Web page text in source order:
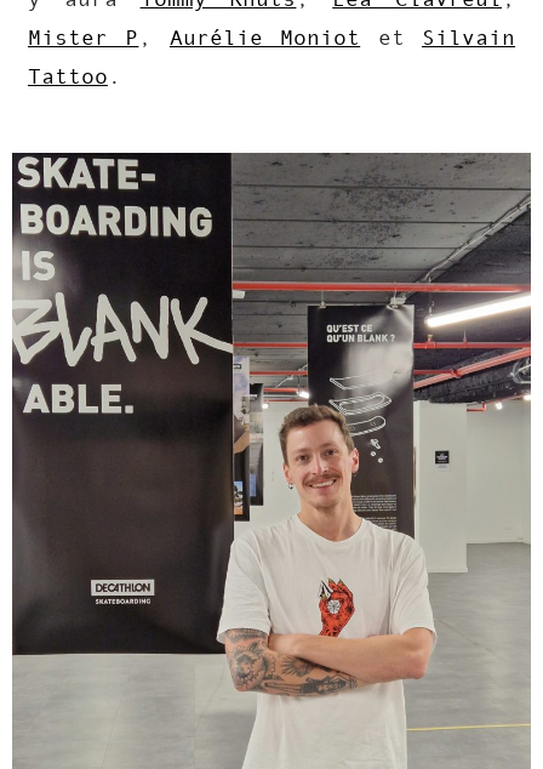
Mister P , Aurélie Moniot et Silvain
Tattoo .